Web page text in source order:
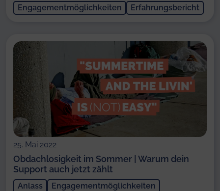
Engagementmöglichkeiten Erfahrungsbericht
25. Mai 2022
Obdachlosigkeit im Sommer | Warum dein
Support auch jetzt zählt
Anlass Engagementmöglichkeiten